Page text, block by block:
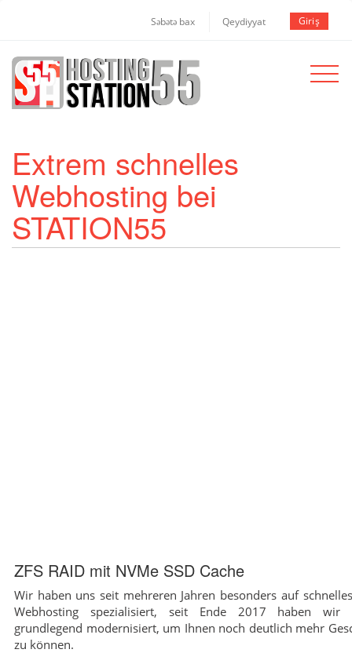
Səbətə bax Qeydiyyat Giriş
Toggle
Extrem schnelles
Webhosting bei
STATION55
ZFS RAID mit NVMe SSD Cache
Wir haben uns seit mehreren Jahren besonders auf
Webhosting spezialisiert, seit Ende 2017 haben wir
grundlegend modernisiert, um Ihnen noch deutlich mehr
zu können.